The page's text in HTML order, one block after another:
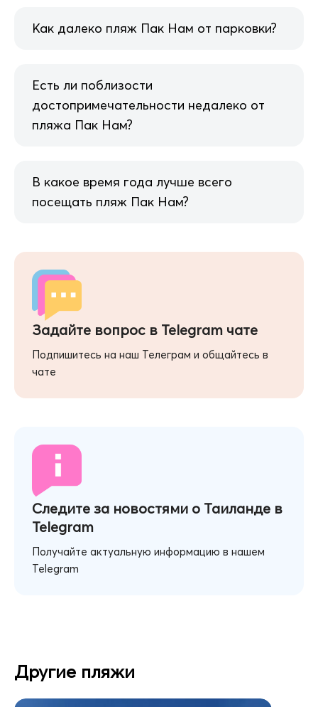
Как далеко пляж Пак Нам от парковки?
Есть ли поблизости
достопримечательности недалеко от
пляжа Пак Нам?
В какое время года лучше всего
посещать пляж Пак Нам?
Задайте вопрос в Telegram чате
Подпишитесь на наш Телеграм и общайтесь в
чате
Следите за новостями о Таиланде в
Telegram
Получайте актуальную информацию в нашем
Telegram
Другие пляжи